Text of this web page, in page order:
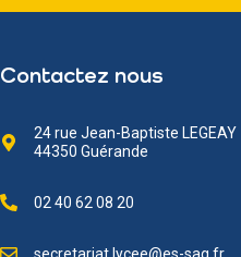
Contactez nous
24 rue Jean-Baptiste LEGEAY
44350 Guérande
02 40 62 08 20